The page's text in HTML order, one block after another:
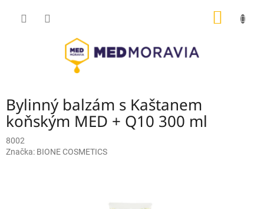
Bylinný balzám s Kaštanem
koňským MED + Q10 300 ml
8002
Značka: BIONE COSMETICS